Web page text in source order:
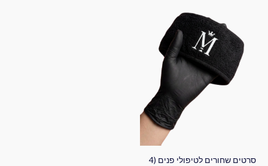
סרטים שחורים לטיפולי פנים (4